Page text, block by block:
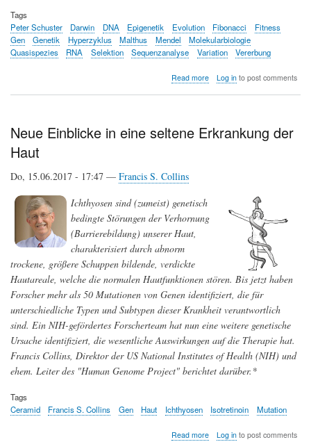
Tags
Peter Schuster
Darwin DNA Epigenetik Evolution Fibonacci
Fitness
Gen
Genetik Hyperzyklus Malthus Mendel
Molekularbiologie
Quasispezies
RNA Selektion Sequenzanalyse Variation Vererbung
Read moreabout
und
Log into post comments
Neue Einblicke in eine seltene Erkrankung der
Haut
Do, 15.06.2017 - 17:47 — Francis S. Collins
Ichthyosen sind (zumeist) genetisch
bedingte Störungen der Verhornung
(Barrierebildung) unserer Haut,
charakterisiert durch abnorm
trockene, größere Schuppen bildende, verdickte
Hautareale, welche die normalen Hautfunktionen stören. Bis jetzt haben
Forscher mehr als 50 Mutationen von Genen identifiziert, die für
unterschiedliche Typen und Subtypen dieser Krankheit verantwortlich
sind. Ein NIH-gefördertes Forscherteam hat nun eine weitere genetische
Ursache identifiziert, die wesentliche Auswirkungen auf die Therapie hat.
Francis Collins, Direktor der US National Institutes of Health (NIH) und
ehem. Leiter des "Human Genome Project" berichtet darüber.*
Tags
Ceramid
Francis S. Collins Gen Haut Ichthyosen Isotretinoin Mutation
Read moreabout
Log into post comments